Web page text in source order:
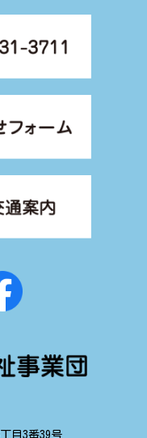
目3番39号